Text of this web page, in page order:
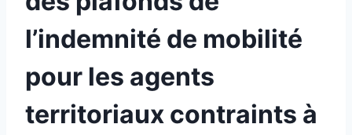
l’indemnité de mobilité
pour les agents
territoriaux contraints à